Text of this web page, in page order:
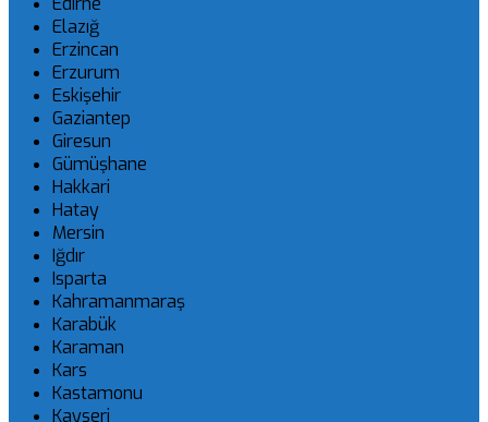
Elazığ
Erzincan
Erzurum
Eskişehir
Gaziantep
Giresun
Gümüşhane
Hakkari
Hatay
Mersin
Iğdır
Isparta
Kahramanmaraş
Karabük
Karaman
Kars
Kastamonu
Kayseri